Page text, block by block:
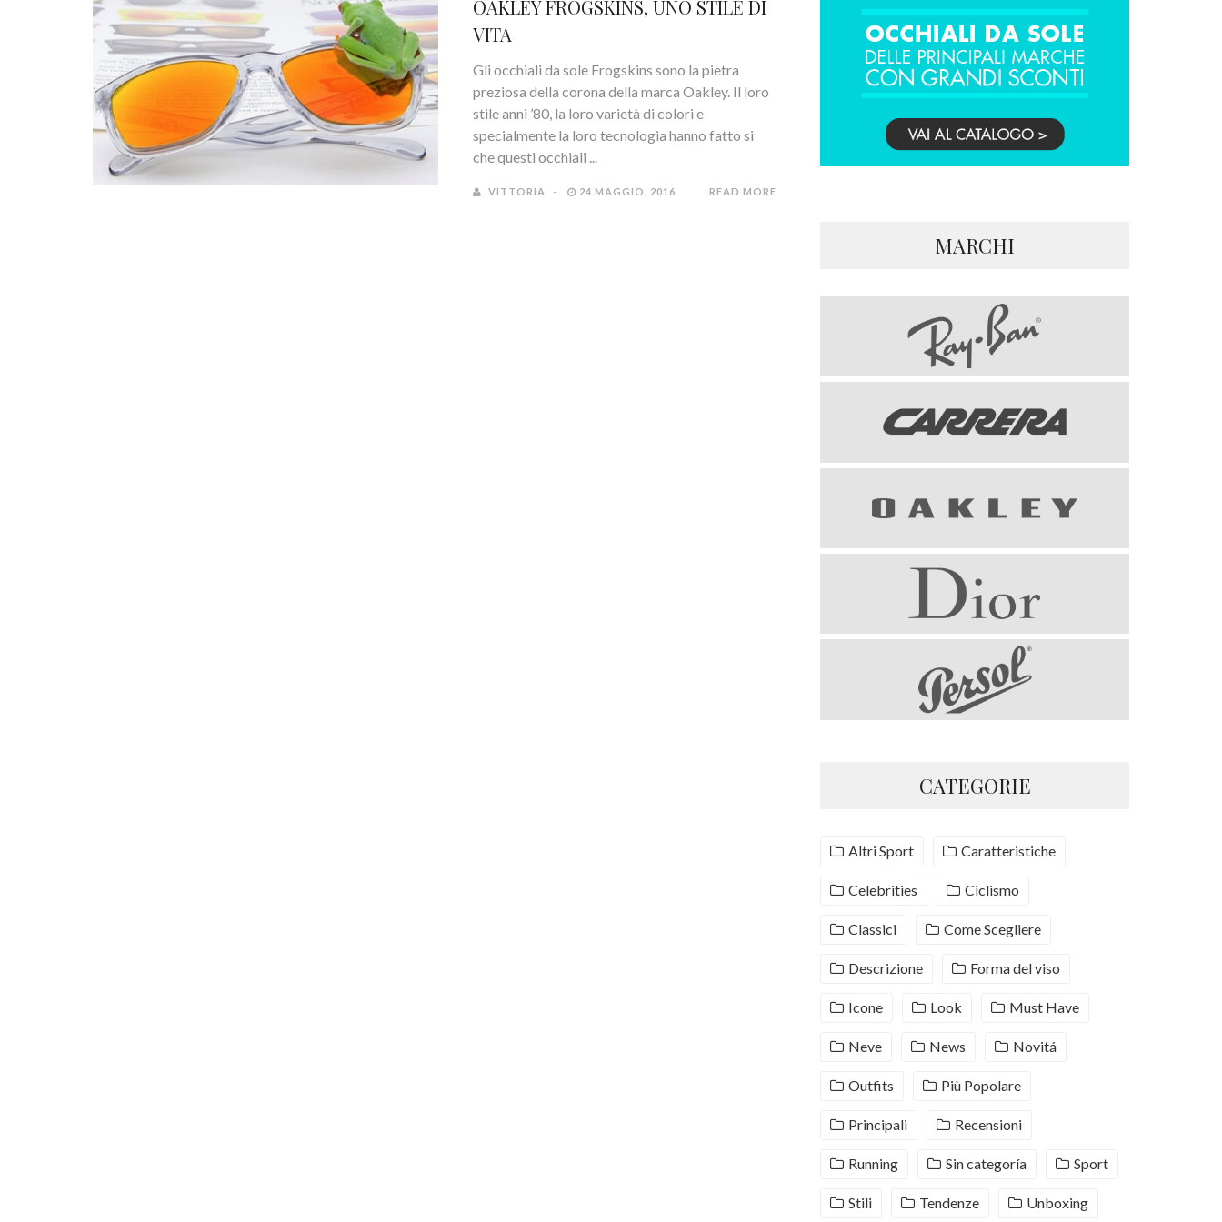
OAKLEY FROGSKINS, UNO STILE DI
VITA
Gli occhiali da sole Frogskins sono la pietra
preziosa della corona della marca Oakley. Il loro
stile anni ’80, la loro varietà di colori e
specialmente la loro tecnologia hanno fatto si
che questi occhiali ...
VITTORIA 24 MAGGIO, 2016 READ MORE
MARCHI
CATEGORIE
Altri Sport Caratteristiche
Celebrities Ciclismo
Classici Come Scegliere
Descrizione Forma del viso
Icone Look Must Have
Neve News Novitá
Outfits Più Popolare
Principali Recensioni
Running Sin categoría Sport
Stili Tendenze Unboxing